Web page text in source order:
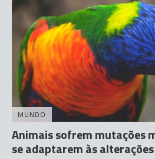
MUNDO
Animais sofrem mutações
se adaptarem às